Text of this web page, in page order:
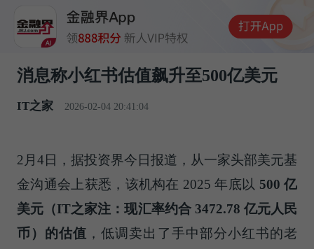
消息称小红书估值飙升至500亿美元
IT之家 2026-02-04 20:41:04
2月4日，据投资界今日报道，从一家头部美元基
金沟通会上获悉，该机构在 2025 年底以 500 亿
美元（IT之家注：现汇率约合 3472.78 亿元人民
币）的估值 ，低调卖出了手中部分小红书的老